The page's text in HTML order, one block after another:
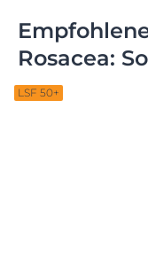
Rosacea:
LSF 50+